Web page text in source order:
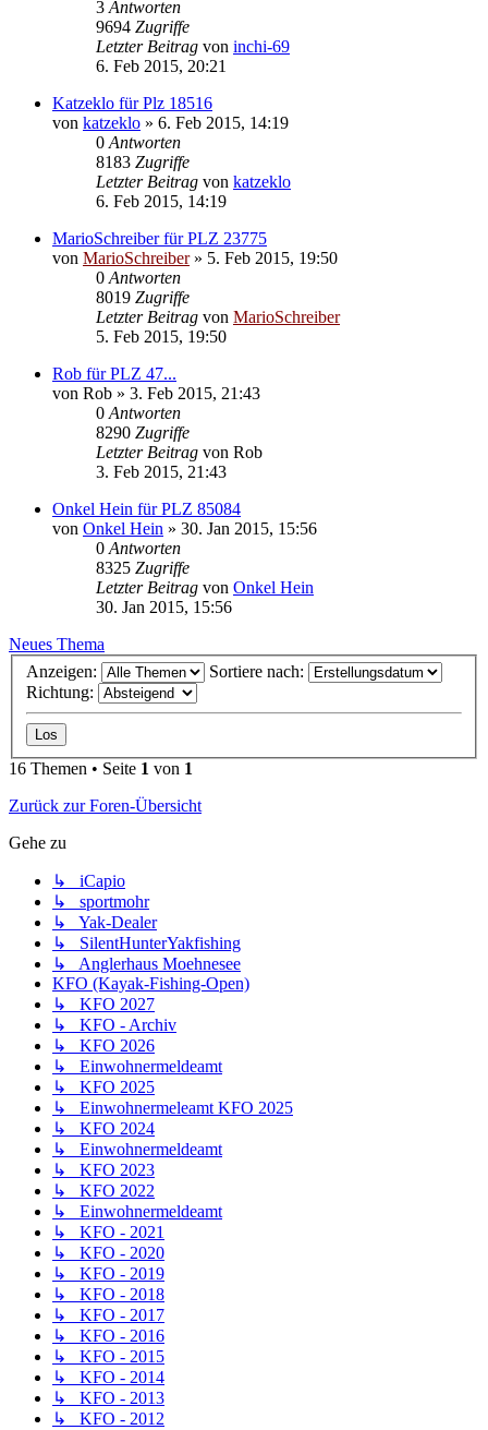
3 Antworten
9694 Zugriffe
Letzter Beitrag von inchi-69
6. Feb 2015, 20:21
Katzeklo für Plz 18516
von katzeklo » 6. Feb 2015, 14:19
0 Antworten
8183 Zugriffe
Letzter Beitrag von katzeklo
6. Feb 2015, 14:19
MarioSchreiber für PLZ 23775
von MarioSchreiber» 5. Feb 2015, 19:50
0 Antworten
8019 Zugriffe
Letzter Beitrag von MarioSchreiber
5. Feb 2015, 19:50
Rob für PLZ 47...
von Rob » 3. Feb 2015, 21:43
0 Antworten
8290 Zugriffe
Letzter Beitrag von Rob
3. Feb 2015, 21:43
Onkel Hein für PLZ 85084
von Onkel Hein » 30. Jan 2015, 15:56
0 Antworten
8325 Zugriffe
Letzter Beitrag von Onkel Hein
30. Jan 2015, 15:56
Neues Thema
Anzeigen:
Sortiere nach:
Richtung:
16 Themen • Seite 1 von 1
Zurück zur Foren-Übersicht
Gehe zu
↳ iCapio
↳ sportmohr
↳ Yak-Dealer
↳ SilentHunterYakfishing
↳ Anglerhaus Moehnesee
KFO (Kayak-Fishing-Open)
↳ KFO 2027
↳ KFO - Archiv
↳ KFO 2026
↳ Einwohnermeldeamt
↳ KFO 2025
↳ Einwohnermeleamt KFO 2025
↳ KFO 2024
↳ Einwohnermeldeamt
↳ KFO 2023
↳ KFO 2022
↳ Einwohnermeldeamt
↳ KFO - 2021
↳ KFO - 2020
↳ KFO - 2019
↳ KFO - 2018
↳ KFO - 2017
↳ KFO - 2016
↳ KFO - 2015
↳ KFO - 2014
↳ KFO - 2013
↳ KFO - 2012